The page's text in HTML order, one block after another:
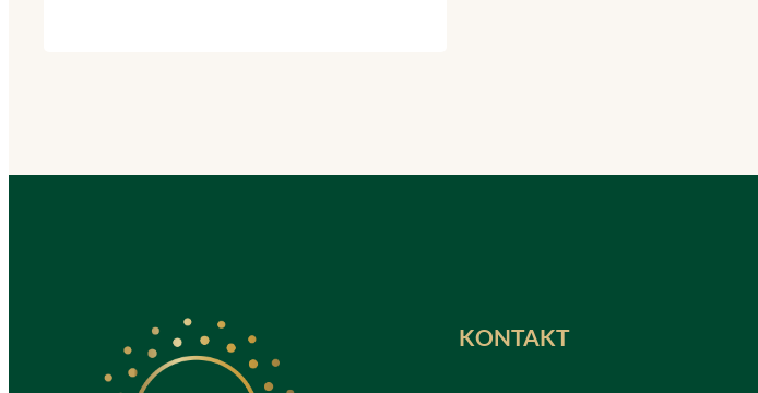
KONTAKT